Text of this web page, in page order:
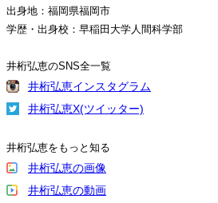
出身地：福岡県福岡市
学歴・出身校：早稲田大学人間科学部
井桁弘恵のSNS全一覧
井桁弘恵インスタグラム
井桁弘恵X(ツイッター)
井桁弘恵をもっと知る
井桁弘恵の画像
井桁弘恵の動画